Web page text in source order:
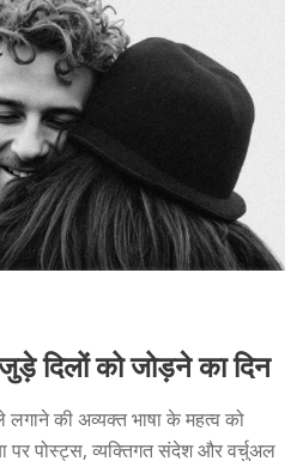
दिलों को जोड़ने का दिन
की अव्यक्त भाषा के महत्व को
पर पोस्ट्स, व्यक्तिगत संदेश और वर्चुअल